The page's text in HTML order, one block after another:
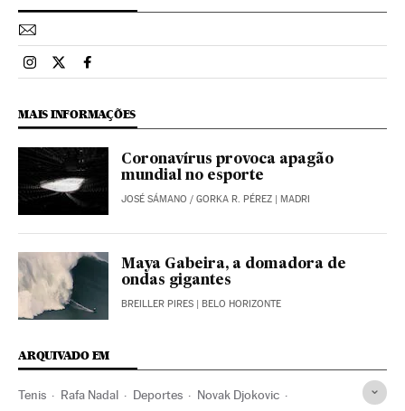
Esportes El País Brasil en Instagram
Esportes El País Brasil en Twitter
Esportes El País Brasil en Facebook
MAIS INFORMAÇÕES
Coronavírus provoca apagão
mundial no esporte
JOSÉ SÁMANO / GORKA R. PÉREZ | MADRI
Maya Gabeira, a domadora de
ondas gigantes
BREILLER PIRES | BELO HORIZONTE
ARQUIVADO EM
Tenis Rafa Nadal Deportes Novak Djokovic